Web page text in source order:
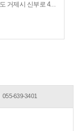
경상남도 거제시 신부로 4길 40
055-639-3401